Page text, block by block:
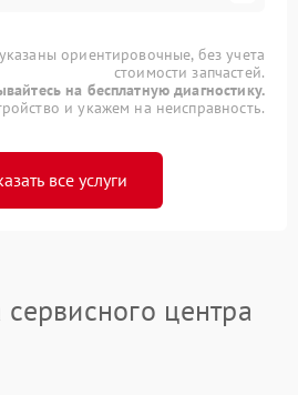
ориентировочные, без учета
стоимости запчастей.
на бесплатную диагностику.
и укажем на неисправность.
все услуги
центра